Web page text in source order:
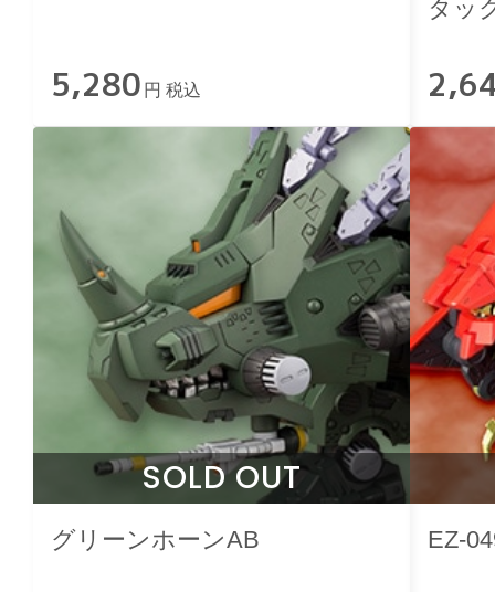
5,280 円 税込
タッ
SOLD OUT
グリーンホーンAB EZ-